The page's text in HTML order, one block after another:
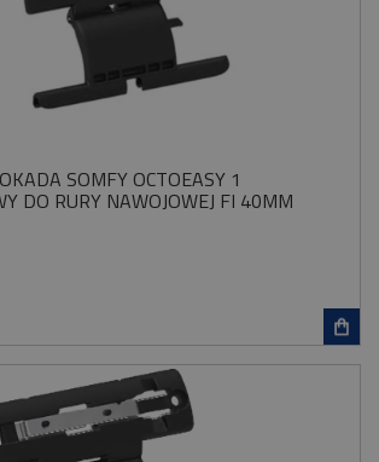
SOMFY OCTOEASY 1
DO RURY NAWOJOWEJ FI 40MM